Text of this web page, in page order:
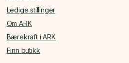
Ledige stillinger
Om ARK
Bærekraft i ARK
Finn butikk